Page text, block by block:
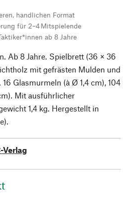
handlichen Format
für 2–4 Mitspielende
ab 8 Jahre
Ab 8 Jahre. Spielbrett (36 × 36
mit gefrästen Mulden und
Glasmurmeln (à Ø 1,4 cm), 104
Mit ausführlicher
1,4 kg. Hergestellt in
Verlag